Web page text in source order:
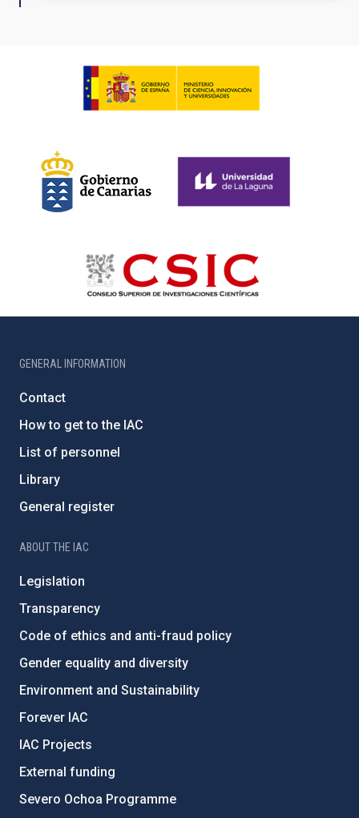
GENERAL INFORMATION
Contact
How to get to the IAC
List of personnel
Library
General register
ABOUT THE IAC
Legislation
Transparency
Code of ethics and anti-fraud policy
Gender equality and diversity
Environment and Sustainability
Forever IAC
IAC Projects
External funding
Severo Ochoa Programme